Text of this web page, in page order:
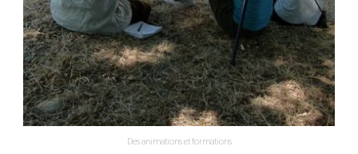
Des animations et formations